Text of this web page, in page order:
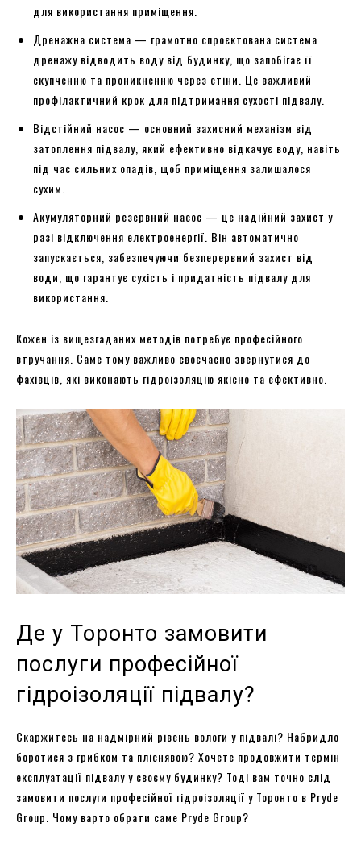
для використання приміщення.
Дренажна система — грамотно спроєктована система
дренажу відводить воду від будинку, що запобігає її
скупченню та проникненню через стіни. Це важливий
профілактичний крок для підтримання сухості підвалу.
Відстійний насос — основний захисний механізм від
затоплення підвалу, який ефективно відкачує воду, навіть
під час сильних опадів, щоб приміщення залишалося
сухим.
Акумуляторний резервний насос — це надійний захист у
разі відключення електроенергії. Він автоматично
запускається, забезпечуючи безперервний захист від
води, що гарантує сухість і придатність підвалу для
використання.
Кожен із вищезгаданих методів потребує професійного
втручання. Саме тому важливо своєчасно звернутися до
фахівців, які виконають гідроізоляцію якісно та ефективно.
Де у Торонто замовити
послуги професійної
гідроізоляції підвалу?
Скаржитесь на надмірний рівень вологи у підвалі? Набридло
боротися з грибком та пліснявою? Хочете продовжити термін
експлуатації підвалу у своєму будинку? Тоді вам точно слід
замовити послуги професійної гідроізоляції у Торонто в Pryde
Group. Чому варто обрати саме Pryde Group?